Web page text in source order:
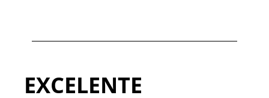
EXCELENTE